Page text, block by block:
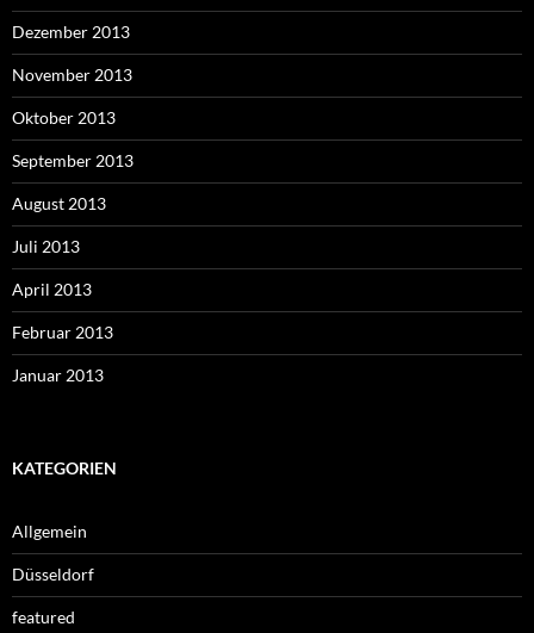
Dezember 2013
November 2013
Oktober 2013
September 2013
August 2013
Juli 2013
April 2013
Februar 2013
Januar 2013
KATEGORIEN
Allgemein
Düsseldorf
featured